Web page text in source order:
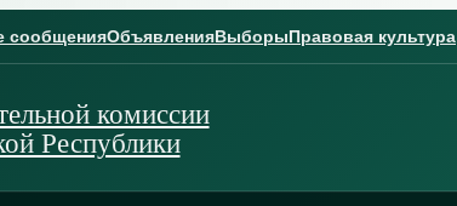
сообщенияОбъявленияВыборыПравовая культура
комиссии
Республики